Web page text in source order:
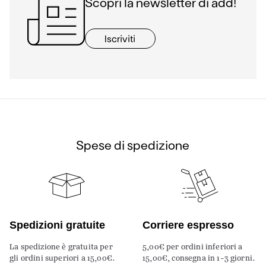
Iscriviti
Spese di spedizione
Spedizioni gratuite
La spedizione è gratuita per
gli ordini superiori a 15,00€.
Corriere espresso
5,00€ per ordini inferiori a
15,00€, consegna in 1-3 giorni.